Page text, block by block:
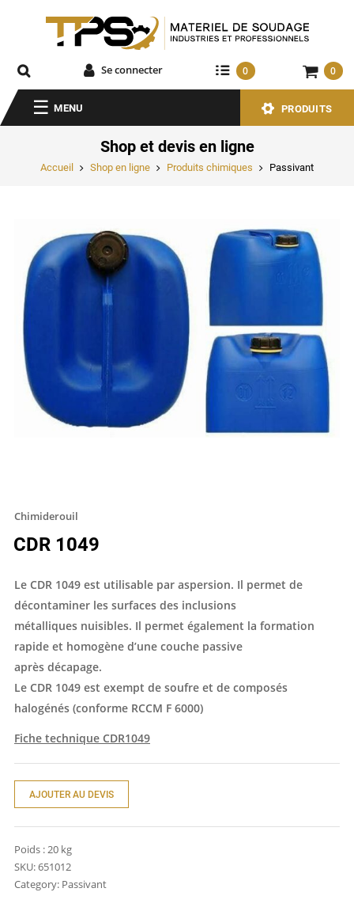
Se connecter 0 0
MENU PRODUITS
Shop et devis en ligne
Accueil Shop en ligne Produits chimiques Passivant
Chimiderouil
CDR 1049
Le CDR 1049 est utilisable par aspersion. Il permet de
décontaminer les surfaces des inclusions
métalliques nuisibles. Il permet également la formation
rapide et homogène d’une couche passive
après décapage.
Le CDR 1049 est exempt de soufre et de composés
halogénés (conforme RCCM F 6000)
Fiche technique CDR1049
AJOUTER AU DEVIS
Poids :20 kg
SKU:651012
Category: Passivant